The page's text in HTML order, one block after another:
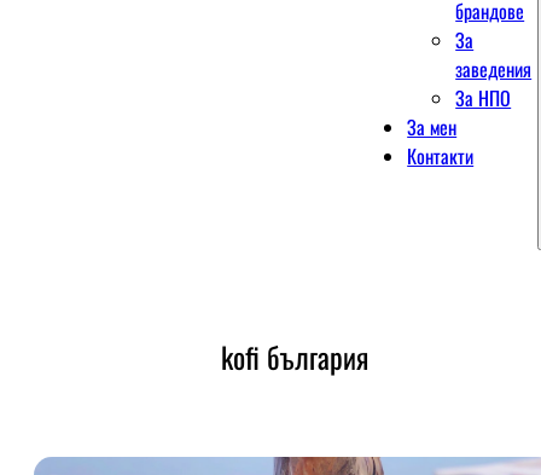
брандове
За
заведения
За НПО
За мен
Контакти
kofi българия